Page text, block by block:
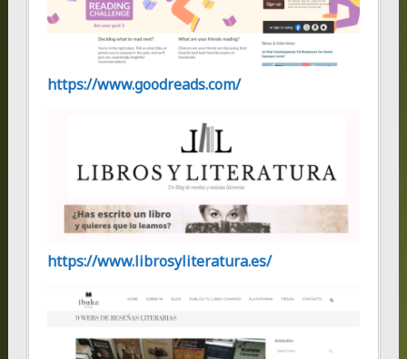
https://www.goodreads.com/
https://www.librosyliteratura.es/